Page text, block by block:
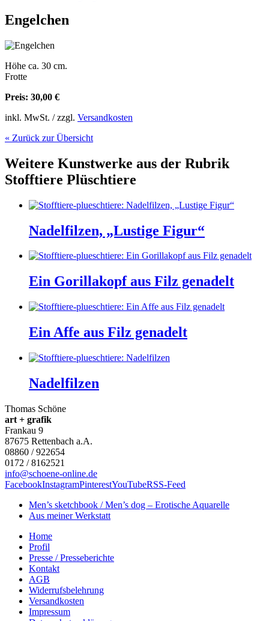
Engelchen
Höhe ca. 30 cm.
Frotte
Preis: 30,00 €
inkl. MwSt. / zzgl. Versandkosten
« Zurück zur Übersicht
Weitere Kunstwerke aus der Rubrik
Stofftiere Plüschtiere
Nadelfilzen, „Lustige Figur“
Ein Gorillakopf aus Filz genadelt
Ein Affe aus Filz genadelt
Nadelfilzen
Thomas Schöne
art + grafik
Frankau 9
87675 Rettenbach a.A.
08860 / 922654
0172 / 8162521
info@schoene-online.de
FacebookInstagramPinterestYouTubeRSS-Feed
Men’s sketchbook / Men’s dog – Erotische Aquarelle
Aus meiner Werkstatt
Home
Profil
Presse / Presseberichte
Kontakt
AGB
Widerrufsbelehrung
Versandkosten
Impressum